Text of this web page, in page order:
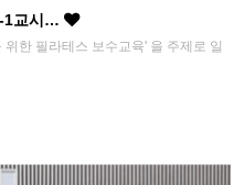
1교시…
한 필라테스 보수교육' 을 주제로 일